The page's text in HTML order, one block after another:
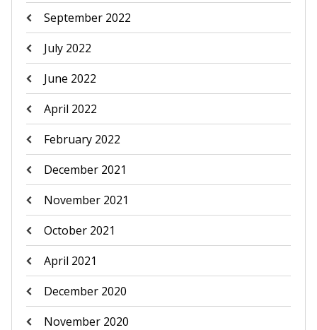
September 2022
July 2022
June 2022
April 2022
February 2022
December 2021
November 2021
October 2021
April 2021
December 2020
November 2020